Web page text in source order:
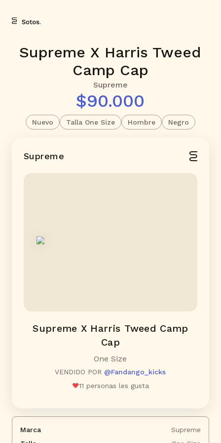
Supreme X Harris Tweed
Camp Cap
Supreme
$90.000
Nuevo Talla One Size Hombre Negro
Supreme
Supreme X Harris Tweed Camp
Cap
One Size
VENDIDO POR @Fandango_kicks
❤️11 personas les gusta
Marca
Supreme